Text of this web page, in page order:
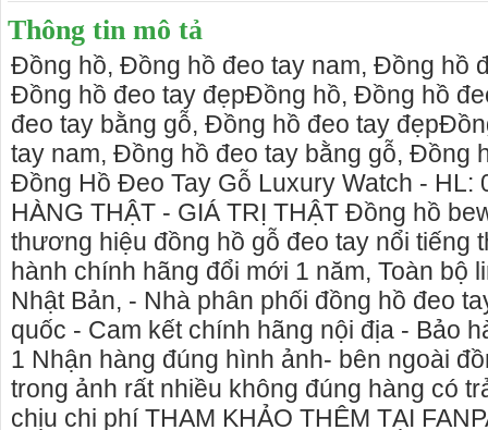
Thông tin mô tả
Đồng hồ, Đồng hồ đeo tay nam, Đồng hồ
Đồng hồ đeo tay đẹpĐồng hồ, Đồng hồ
đeo tay bằng gỗ, Đồng hồ đeo tay
tay nam, Đồng hồ đeo tay bằng gỗ, Đồng
Đồng Hồ Đeo Tay Gỗ Luxury Watch - HL:
HÀNG THẬT - GIÁ TRỊ THẬT Đồng hồ
thương hiệu đồng hồ gỗ đeo tay nổi tiếng
hành chính hãng đổi mới 1 năm, Toàn bộ
Nhật Bản, - Nhà phân phối đồng hồ đeo
quốc - Cam kết chính hãng nội địa - Bảo
1 Nhận hàng đúng hình ảnh- bên ngoài
trong ảnh rất nhiều không đúng hàng có
chịu chi phí THAM KHẢO THÊM TẠI